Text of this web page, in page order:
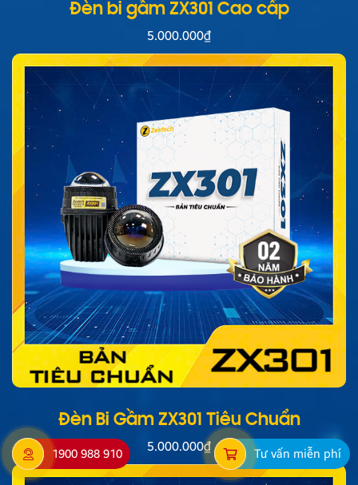
Đèn bi gầm ZX301 Cao cấp
5.000.000₫
Đèn Bi Gầm ZX301 Tiêu Chuẩn
5.000.000₫
1900 988 910 Tư vấn miễn phí